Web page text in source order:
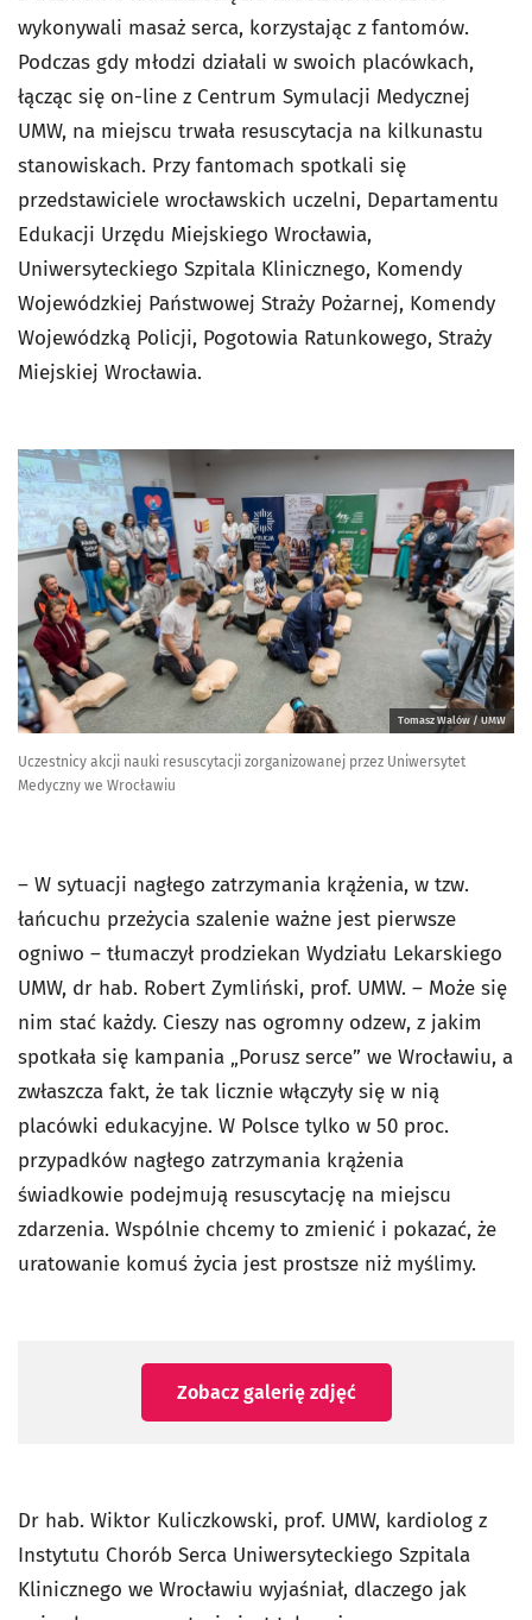
wykonywali masaż serca, korzystając z fantomów.
Podczas gdy młodzi działali w swoich placówkach,
łącząc się on-line z Centrum Symulacji Medycznej
UMW, na miejscu trwała resuscytacja na kilkunastu
stanowiskach. Przy fantomach spotkali się
przedstawiciele wrocławskich uczelni, Departamentu
Edukacji Urzędu Miejskiego Wrocławia,
Uniwersyteckiego Szpitala Klinicznego, Komendy
Wojewódzkiej Państwowej Straży Pożarnej, Komendy
Wojewódzką Policji, Pogotowia Ratunkowego, Straży
Miejskiej Wrocławia.
Tomasz Walów / UMW
Uczestnicy akcji nauki resuscytacji zorganizowanej przez Uniwersytet
Medyczny we Wrocławiu
– W sytuacji nagłego zatrzymania krążenia, w tzw.
łańcuchu przeżycia szalenie ważne jest pierwsze
ogniwo – tłumaczył prodziekan Wydziału Lekarskiego
UMW, dr hab. Robert Zymliński, prof. UMW. – Może się
nim stać każdy. Cieszy nas ogromny odzew, z jakim
spotkała się kampania „Porusz serce” we Wrocławiu, a
zwłaszcza fakt, że tak licznie włączyły się w nią
placówki edukacyjne. W Polsce tylko w 50 proc.
przypadków nagłego zatrzymania krążenia
świadkowie podejmują resuscytację na miejscu
zdarzenia. Wspólnie chcemy to zmienić i pokazać, że
uratowanie komuś życia jest prostsze niż myślimy.
Zobacz galerię zdjęć
Dr hab. Wiktor Kuliczkowski, prof. UMW, kardiolog z
Instytutu Chorób Serca Uniwersyteckiego Szpitala
Klinicznego we Wrocławiu wyjaśniał, dlaczego jak